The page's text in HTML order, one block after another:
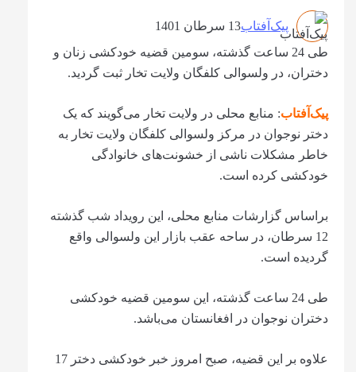
پیک‌آفتاب13 سرطان 1401
طی 24 ساعت گذشته، سومین قضیه خودکشی زنان و
دختران، در ولسوالی کلفگان ولایت تخار ثبت گردید.
پیک‌آفتاب: منابع محلی در ولایت تخار می‌گویند که یک
دختر نوجوان در مرکز ولسوالی کلفگان ولایت تخار به
خاطر مشکلات ناشی از خشونت‌های خانوادگی
خودکشی کرده است.
براساس گزارشات منابع محلی، این رویداد شب گذشته
12 سرطان، در ساحه عقب بازار این ولسوالی واقع
گردیده است.
طی 24 ساعت گذشته، این سومین قضیه خودکشی
دختران نوجوان در افغانستان می‌باشد.
علاوه بر این قضیه، صبح امروز خبر خودکشی دختر 17